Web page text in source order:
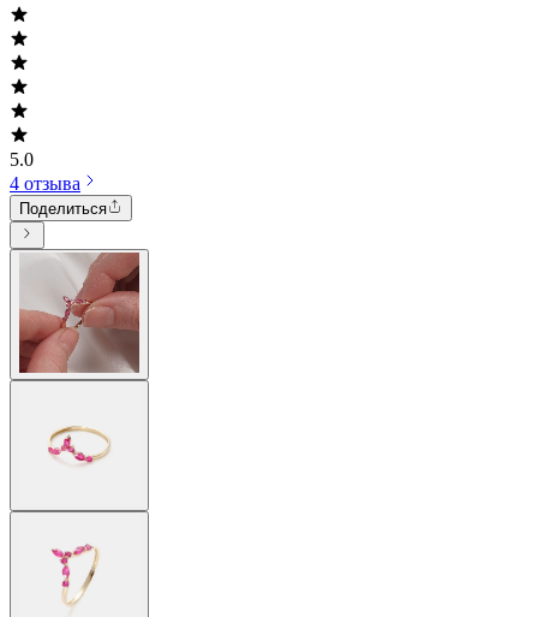
5.0
4 отзыва
Поделиться